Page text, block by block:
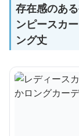
存在感のあ
ンピースカ
ング丈